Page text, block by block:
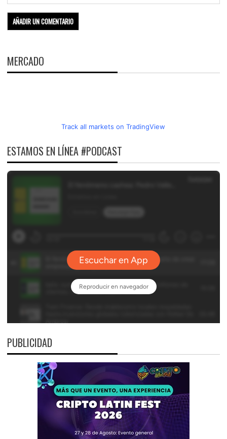
MERCADO
Track all markets on TradingView
ESTAMOS EN LÍNEA #PODCAST
PUBLICIDAD